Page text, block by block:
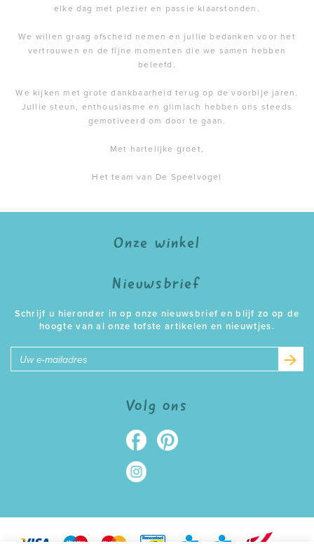
elke dag met plezier en passie klaarstonden.
We willen graag afscheid nemen en jullie bedanken voor het
vertrouwen en de fijne momenten die we samen hebben
beleefd.
We kijken met grote dankbaarheid terug op de voorbije jaren.
Jullie steun, enthousiasme en glimlach hebben ons steeds
gemotiveerd om door te gaan.
Met hartelijke groet,
Het team van De Speelvogel
Onze winkel
Nieuwsbrief
Schrijf u hieronder in op onze nieuwsbrief en blijf zo op de
hoogte van al onze tofste artikelen en nieuwtjes.
Volg ons